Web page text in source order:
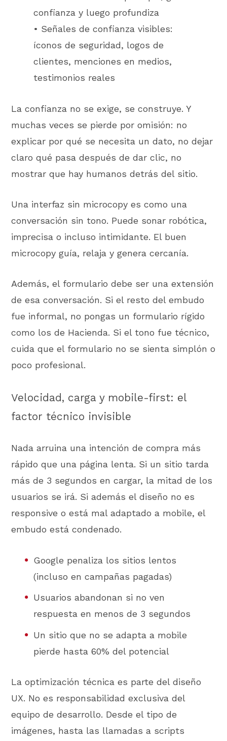
confianza y luego profundiza
• Señales de confianza visibles:
íconos de seguridad, logos de
clientes, menciones en medios,
testimonios reales
La confianza no se exige, se construye. Y
muchas veces se pierde por omisión: no
explicar por qué se necesita un dato, no dejar
claro qué pasa después de dar clic, no
mostrar que hay humanos detrás del sitio.
Una interfaz sin microcopy es como una
conversación sin tono. Puede sonar robótica,
imprecisa o incluso intimidante. El buen
microcopy guía, relaja y genera cercanía.
Además, el formulario debe ser una extensión
de esa conversación. Si el resto del embudo
fue informal, no pongas un formulario rígido
como los de Hacienda. Si el tono fue técnico,
cuida que el formulario no se sienta simplón o
poco profesional.
Velocidad, carga y mobile-first: el
factor técnico invisible
Nada arruina una intención de compra más
rápido que una página lenta. Si un sitio tarda
más de 3 segundos en cargar, la mitad de los
usuarios se irá. Si además el diseño no es
responsive o está mal adaptado a mobile, el
embudo está condenado.
Google penaliza los sitios lentos
(incluso en campañas pagadas)
Usuarios abandonan si no ven
respuesta en menos de 3 segundos
Un sitio que no se adapta a mobile
pierde hasta 60% del potencial
La optimización técnica es parte del diseño
UX. No es responsabilidad exclusiva del
equipo de desarrollo. Desde el tipo de
imágenes, hasta las llamadas a scripts